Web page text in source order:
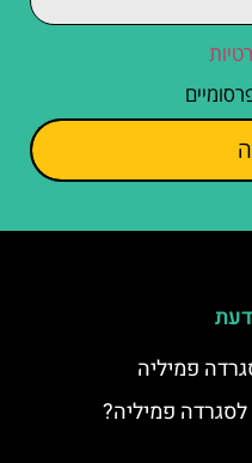
פמיליה
פמיליה?